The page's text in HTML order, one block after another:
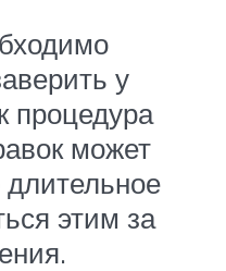
у
процедура
может
этим за